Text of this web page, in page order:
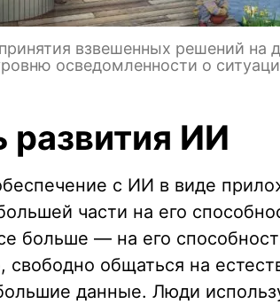
взвешенных решений
осведомленности о
развития ИИ
с ИИ в виде
части на его
больше — на его
свободно общаться на
данные. Люди